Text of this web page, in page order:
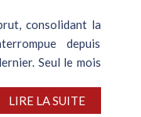
consolidant la
depuis
Seul le mois
LIRE LA SUITE